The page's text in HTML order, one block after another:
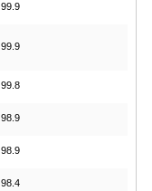
99.9
99.9
99.8
98.9
98.9
98.4